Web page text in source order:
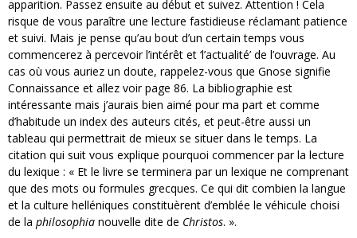
apparition. Passez ensuite au début et suivez. Attention ! Cela
risque de vous paraître une lecture fastidieuse réclamant patience
et suivi. Mais je pense qu’au bout d’un certain temps vous
commencerez à percevoir l’intérêt et ‘l’actualité’ de l’ouvrage. Au
cas où vous auriez un doute, rappelez-vous que Gnose signifie
Connaissance et allez voir page 86. La bibliographie est
intéressante mais j’aurais bien aimé pour ma part et comme
d’habitude un index des auteurs cités, et peut-être aussi un
tableau qui permettrait de mieux se situer dans le temps. La
citation qui suit vous explique pourquoi commencer par la lecture
du lexique : « Et le livre se terminera par un lexique ne comprenant
que des mots ou formules grecques. Ce qui dit combien la langue
et la culture helléniques constituèrent d’emblée le véhicule choisi
de la philosophia nouvelle dite de Christos. ».